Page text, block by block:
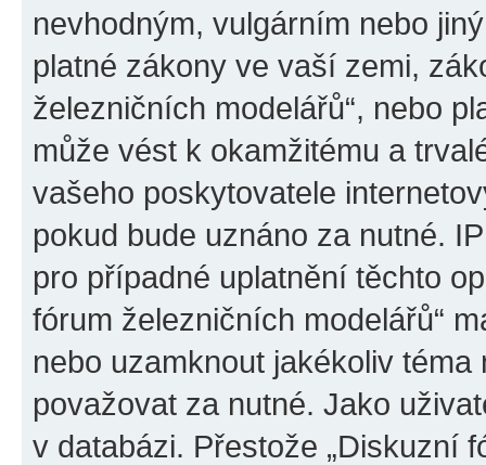
nevhodným, vulgárním nebo
platné zákony ve vaší zemi,
železničních modelářů“, nebo
může vést k okamžitému a
vašeho poskytovatele
pokud bude uznáno za nutné.
pro případné uplatnění těchto
fórum železničních modelářů“
nebo uzamknout jakékoliv
považovat za nutné. Jako
v databázi. Přestože „Diskuzní